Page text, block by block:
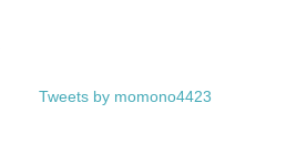
Tweets by momono4423